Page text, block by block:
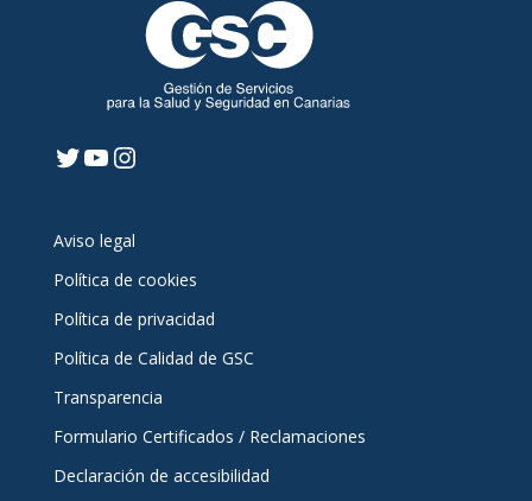
Twitter
YouTube
Instagram
Aviso legal
Política de cookies
Política de privacidad
Política de Calidad de GSC
Transparencia
Formulario Certificados / Reclamaciones
Declaración de accesibilidad